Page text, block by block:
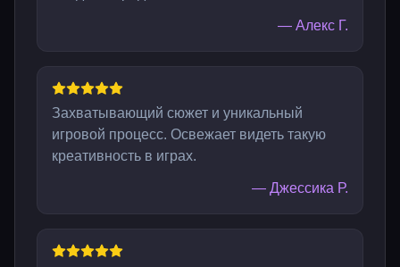
— Алекс Г.
Захватывающий сюжет и уникальный
игровой процесс. Освежает видеть такую
креативность в играх.
— Джессика Р.